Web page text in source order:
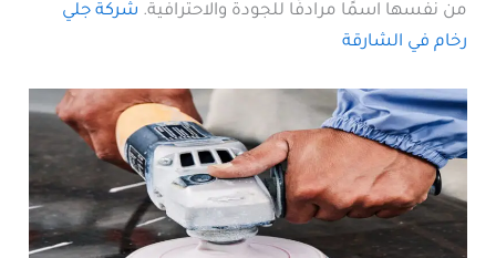
من نفسها اسمًا مرادفًا للجودة والاحترافية. شركة جلي
رخام في الشارقة